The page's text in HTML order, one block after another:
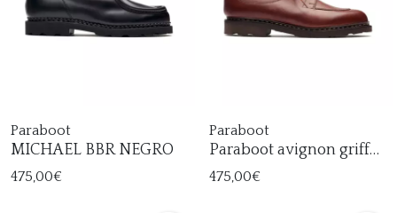
Paraboot
MICHAEL BBR NEGRO
475,00€
Paraboot
Paraboot avignon griff
cordón camel
475,00€